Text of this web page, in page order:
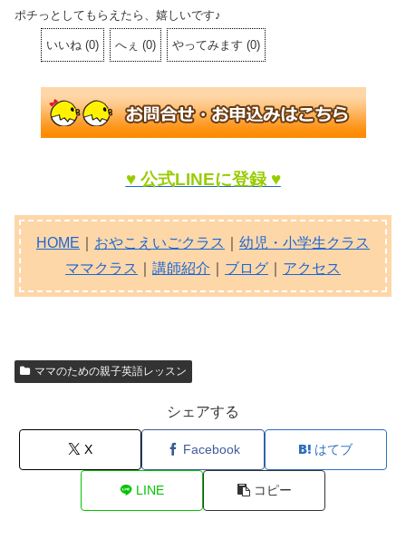
ポチっとしてもらえたら、嬉しいです♪
いいね (0) へぇ (0) やってみます (0)
♥ 公式LINEに登録 ♥
HOME おやこえいごクラス
幼児・小学生クラス
ママクラス
講師紹介 ブログ アクセス
ママのための親子英語レッスン
シェアする
X Facebook はてブ
LINE コピー